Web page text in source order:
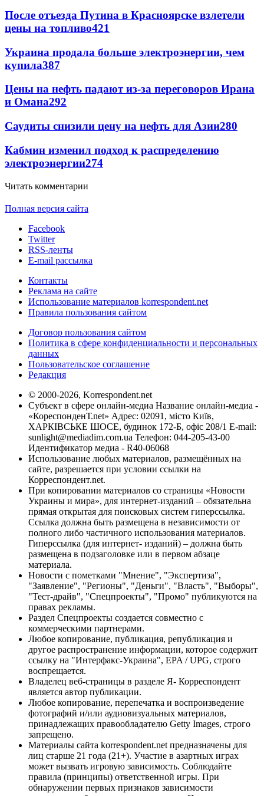
После отъезда Путина в Красноярске взлетели
цены на топливо421
Украина продала больше электроэнергии, чем
купила387
Цены на нефть падают из-за переговоров Ирана
и Омана292
Саудиты снизили цену на нефть для Азии280
Кабмин изменил подход к распределению
электроэнергии274
Читать комментарии
Полная версия сайта
Facebook
Twitter
RSS-ленты
E-mail рассылка
Контакты
Реклама на сайте
Использование материалов korrespondent.net
Правила пользования сайтом
Договор пользования сайтом
Политика в сфере конфиденциальности и персональных
данных
Пользовательское соглашение
Редакция
© 2000-2026, Korrespondent.net
Субъект в сфере онлайн-медиа Название онлайн-медиа -
«КореспонденТ.net» Адрес: 02091, місто Київ,
ХАРКІВСЬКЕ ШОСЕ, будинок 172-Б, офіс 208/1 E-mail:
sunlight@mediadim.com.ua Телефон: 044-205-43-00
Идентификатор медиа - R40-06068
Использование любых материалов, размещённых на
сайте, разрешается при условии ссылки на
Корреспондент.net.
При копировании материалов со страницы «Новости
Украины и мира», для интернет-изданий – обязательна
прямая открытая для поисковых систем гиперссылка.
Ссылка должна быть размещена в независимости от
полного либо частичного использования материалов.
Гиперссылка (для интернет- изданий) – должна быть
размещена в подзаголовке или в первом абзаце
материала.
Новости с пометками "Мнение", "Экспертиза",
"Заявление", "Регионы", "Деньги", "Власть", "Выборы",
"Тест-драйв", "Спецпроекты", "Промо" публикуются на
правах рекламы.
Раздел Спецпроекты создается совместно с
коммерческими партнерами.
Любое копирование, публикация, републикация и
другое распространение информации, которое содержит
ссылку на "Интерфакс-Украина", EPA / UPG, строго
воспрещается.
Владелец веб-страницы в разделе Я- Корреспондент
является автор публикации.
Любое копирование, перепечатка и воспроизведение
фотографий и/или аудиовизуальных материалов,
принадлежащих правообладателю Getty Images, строго
запрещено.
Материалы сайта korrespondent.net предназначены для
лиц старше 21 года (21+). Участие в азартных играх
может вызвать игровую зависимость. Соблюдайте
правила (принципы) ответственной игры. При
обнаружении первых признаков зависимости